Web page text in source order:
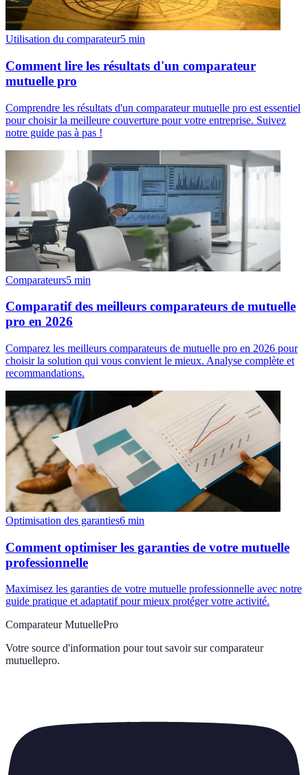
Utilisation du comparateur5 min
Comment lire les résultats d'un comparateur
mutuelle pro
Comprendre les résultats d'un comparateur mutuelle pro est essentiel
pour choisir la meilleure couverture pour votre entreprise. Suivez
notre guide pas à pas !
Comparateurs5 min
Comparatif des meilleurs comparateurs de mutuelle
pro en 2026
Comparez les meilleurs comparateurs de mutuelle pro en 2026 pour
choisir la solution qui vous convient le mieux. Analyse complète et
recommandations.
Optimisation des garanties6 min
Comment optimiser les garanties de votre mutuelle
professionnelle
Maximisez les garanties de votre mutuelle professionnelle avec notre
guide pratique et adaptatif pour mieux protéger votre activité.
Comparateur MutuellePro
Votre source d'information pour tout savoir sur comparateur
mutuellepro.